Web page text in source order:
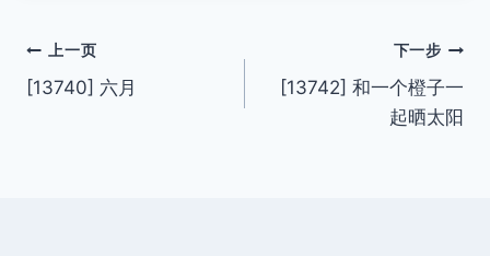
文
章
上一页
[13740] 六月
下一步
[13742] 和一个橙子一
起晒太阳